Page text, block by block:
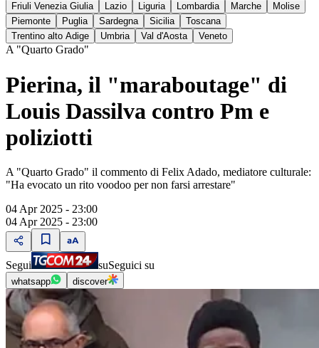
Friuli Venezia Giulia
Lazio Liguria Lombardia Marche
Molise
Piemonte
Puglia Sardegna Sicilia
Toscana
Trentino alto Adige
Umbria Val d'Aosta Veneto
A "Quarto Grado"
Pierina, il "maraboutage" di
Louis Dassilva contro Pm e
poliziotti
A "Quarto Grado" il commento di Felix Adado, mediatore culturale:
"Ha evocato un rito voodoo per non farsi arrestare"
04 Apr 2025 - 23:00
04 Apr 2025 - 23:00
Segui suSeguici su
whatsapp discover